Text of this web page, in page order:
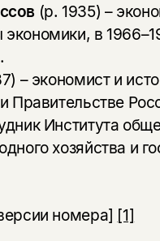
(р. 1935) –
в
– экономист и
Правительстве
Института
хозяйства и
номера] [1]